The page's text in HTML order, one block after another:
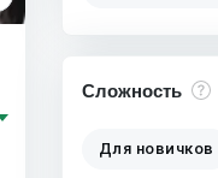
Сложность
Для новичков